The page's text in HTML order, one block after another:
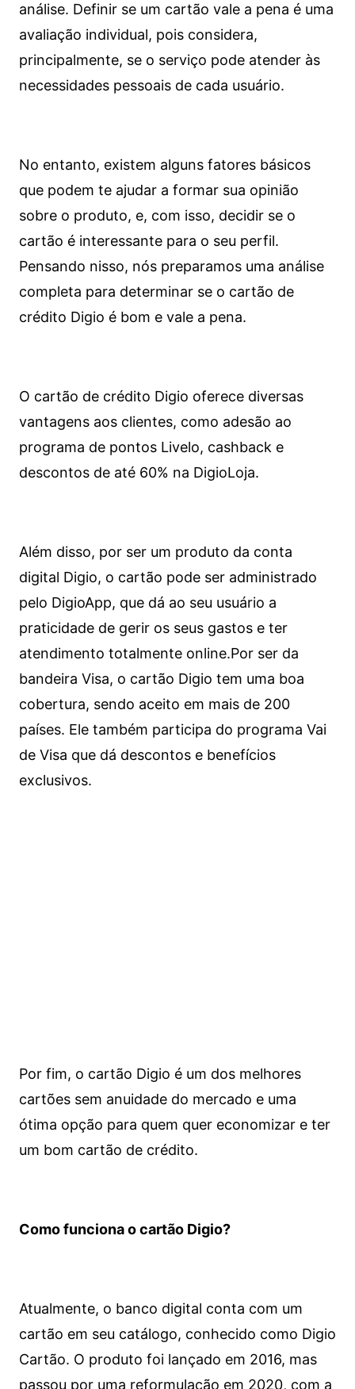
análise. Definir se um cartão vale a pena é uma
avaliação individual, pois considera,
principalmente, se o serviço pode atender às
necessidades pessoais de cada usuário.
No entanto, existem alguns fatores básicos
que podem te ajudar a formar sua opinião
sobre o produto, e, com isso, decidir se o
cartão é interessante para o seu perfil.
Pensando nisso, nós preparamos uma análise
completa para determinar se o cartão de
crédito Digio é bom e vale a pena.
O cartão de crédito Digio oferece diversas
vantagens aos clientes, como adesão ao
programa de pontos Livelo, cashback e
descontos de até 60% na DigioLoja.
Além disso, por ser um produto da conta
digital Digio, o cartão pode ser administrado
pelo DigioApp, que dá ao seu usuário a
praticidade de gerir os seus gastos e ter
atendimento totalmente online.Por ser da
bandeira Visa, o cartão Digio tem uma boa
cobertura, sendo aceito em mais de 200
países. Ele também participa do programa Vai
de Visa que dá descontos e benefícios
exclusivos.
Por fim, o cartão Digio é um dos melhores
cartões sem anuidade do mercado e uma
ótima opção para quem quer economizar e ter
um bom cartão de crédito.
Como funciona o cartão Digio?
Atualmente, o banco digital conta com um
cartão em seu catálogo, conhecido como Digio
Cartão. O produto foi lançado em 2016, mas
passou por uma reformulação em 2020, com a